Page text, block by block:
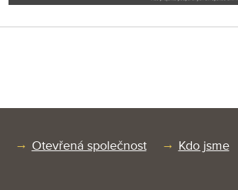
Otevřená společnost Kdo jsme